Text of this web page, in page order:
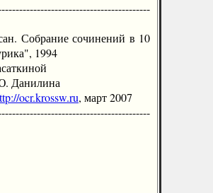
Собрание сочинений в 10
1994
Данилина
ocr.krossw.ru, март 2007